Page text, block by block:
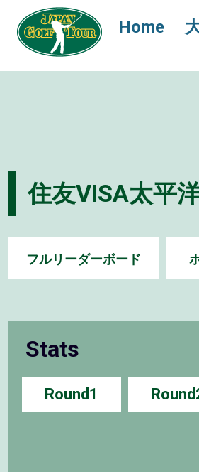
Home
住友VISA太平
フルリーダーボード
Stats
Round1